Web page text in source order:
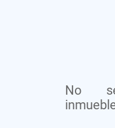
No